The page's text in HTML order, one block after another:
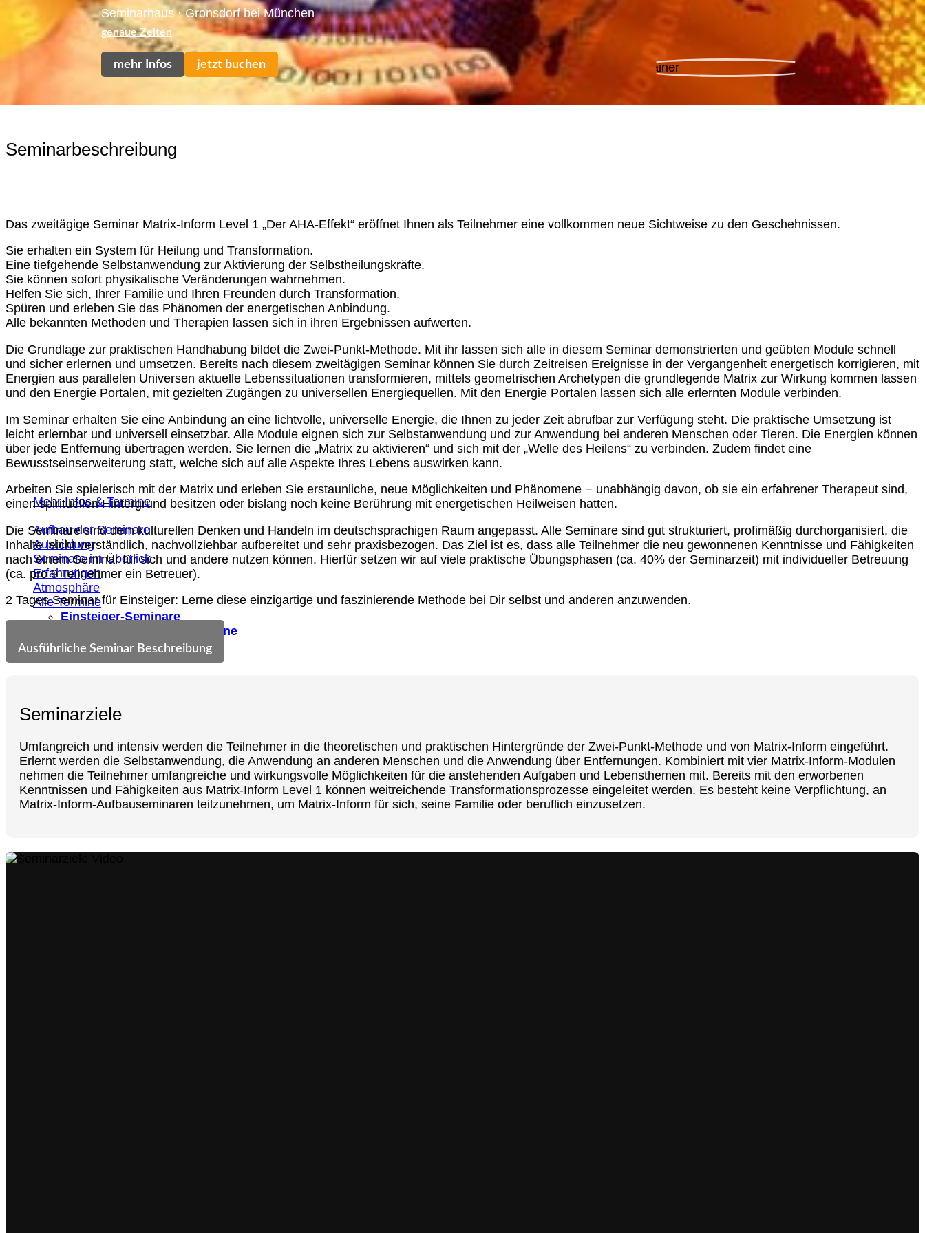
Kostenlos Schnuppern
Mehr Infos & Termine
Aufbau der Seminare
Ausbildung
Seminare im Überlick
Erfahrungen
Atmosphäre
Alle Termine
Einsteiger-Seminare
Seminare für Fortgeschrittene
Themen-Seminare
Level 1
Der AHA Effekt
2-Tage-Einsteigerseminar
Seminarhaus · Gronsdorf bei München
genaue Zeiten
mehr Infos jetzt buchen
Seminarbeschreibung
Das zweitägige Seminar Matrix-Inform Level 1 „Der AHA-Effekt“ eröffnet Ihnen als Teilnehmer eine vollkommen neue Sichtweise zu den Geschehnissen.
Sie erhalten ein System für Heilung und Transformation.
Eine tiefgehende Selbstanwendung zur Aktivierung der Selbstheilungskräfte.
Sie können sofort physikalische Veränderungen wahrnehmen.
Helfen Sie sich, Ihrer Familie und Ihren Freunden durch Transformation.
Spüren und erleben Sie das Phänomen der energetischen Anbindung.
Alle bekannten Methoden und Therapien lassen sich in ihren Ergebnissen aufwerten.
Die Grundlage zur praktischen Handhabung bildet die Zwei-Punkt-Methode. Mit ihr lassen sich alle in diesem Seminar demonstrierten und geübten Module schnell
und sicher erlernen und umsetzen. Bereits nach diesem zweitägigen Seminar können Sie durch Zeitreisen Ereignisse in der Vergangenheit energetisch korrigieren, mit
Energien aus parallelen Universen aktuelle Lebenssituationen transformieren, mittels geometrischen Archetypen die grundlegende Matrix zur Wirkung kommen lassen
und den Energie Portalen, mit gezielten Zugängen zu universellen Energiequellen. Mit den Energie Portalen lassen sich alle erlernten Module verbinden.
Im Seminar erhalten Sie eine Anbindung an eine lichtvolle, universelle Energie, die Ihnen zu jeder Zeit abrufbar zur Verfügung steht. Die praktische Umsetzung ist
leicht erlernbar und universell einsetzbar. Alle Module eignen sich zur Selbstanwendung und zur Anwendung bei anderen Menschen oder Tieren. Die Energien können
über jede Entfernung übertragen werden. Sie lernen die „Matrix zu aktivieren“ und sich mit der „Welle des Heilens“ zu verbinden. Zudem findet eine
Bewusstseinserweiterung statt, welche sich auf alle Aspekte Ihres Lebens auswirken kann.
Arbeiten Sie spielerisch mit der Matrix und erleben Sie erstaunliche, neue Möglichkeiten und Phänomene − unabhängig davon, ob sie ein erfahrener Therapeut sind,
einen spirituellen Hintergrund besitzen oder bislang noch keine Berührung mit energetischen Heilweisen hatten.
Die Seminare sind dem kulturellen Denken und Handeln im deutschsprachigen Raum angepasst. Alle Seminare sind gut strukturiert, profimäßig durchorganisiert, die
Inhalte leicht verständlich, nachvollziehbar aufbereitet und sehr praxisbezogen. Das Ziel ist es, dass alle Teilnehmer die neu gewonnenen Kenntnisse und Fähigkeiten
nach einem Seminar für sich und andere nutzen können. Hierfür setzen wir auf viele praktische Übungsphasen (ca. 40% der Seminarzeit) mit individueller Betreuung
(ca. pro 9 Teilnehmer ein Betreuer).
2 Tages Seminar für Einsteiger: Lerne diese einzigartige und faszinierende Methode bei Dir selbst und anderen anzuwenden.
Ausführliche Seminar Beschreibung
Seminarziele
Umfangreich und intensiv werden die Teilnehmer in die theoretischen und praktischen Hintergründe der Zwei-Punkt-Methode und von Matrix-Inform eingeführt.
Erlernt werden die Selbstanwendung, die Anwendung an anderen Menschen und die Anwendung über Entfernungen. Kombiniert mit vier Matrix-Inform-Modulen
nehmen die Teilnehmer umfangreiche und wirkungsvolle Möglichkeiten für die anstehenden Aufgaben und Lebensthemen mit. Bereits mit den erworbenen
Kenntnissen und Fähigkeiten aus Matrix-Inform Level 1 können weitreichende Transformationsprozesse eingeleitet werden. Es besteht keine Verpflichtung, an
Matrix-Inform-Aufbauseminaren teilzunehmen, um Matrix-Inform für sich, seine Familie oder beruflich einzusetzen.